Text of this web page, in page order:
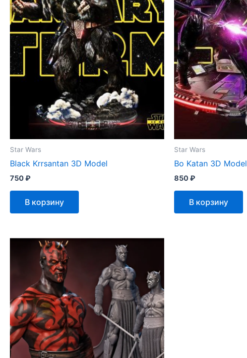
Star Wars
Black Krrsantan 3D Model
750₽
В корзину
Star Wars
Bo Katan 3D Model
850₽
В корзину